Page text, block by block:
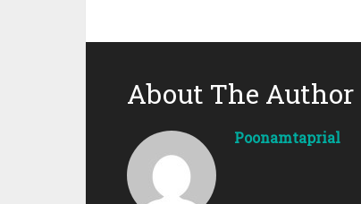
About The Author
Poonamtaprial